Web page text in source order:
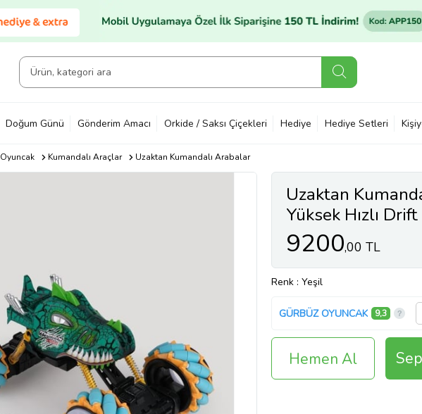
Doğum Günü Gönderim Amacı Orkide / Saksı Çiçekleri Hediye Hediye Setleri
Oyuncak Kumandalı Araçlar Uzaktan Kumandalı Arabalar
Uzaktan
Yüksek Hızlı
31216
9200,00 TL
Renk : Yeşil
GÜRBÜZ OYUNCAK 9,3
Hemen Al